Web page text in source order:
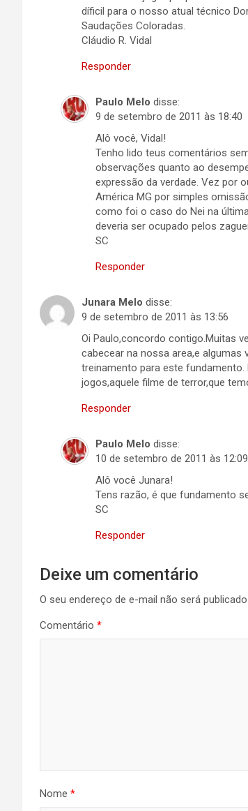
díficil para o nosso atual técnico
Saudações Coloradas.
Cláudio R. Vidal
Responder
Paulo Melo disse:
9 de setembro de 2011 às 18:40
Alô você, Vidal!
Tenho lido teus comentários
observações quanto ao
expressão da verdade. Vez por
América MG por simples
como foi o caso do Nei na
deveria ser ocupado pelos
SC
Responder
Junara Melo disse:
9 de setembro de 2011 às 13:56
Oi Paulo,concordo contigo.Muitas
cabecear na nossa area,e
treinamento para este
jogos,aquele filme de terror,que
Responder
Paulo Melo disse:
10 de setembro de 2011 às 12:09
Alô você Junara!
Tens razão, é que fundamento
SC
Responder
Deixe um comentário
O seu endereço de e-mail não será publicado.
Comentário *
Nome *